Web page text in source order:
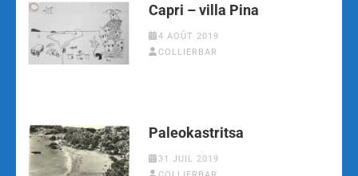
Capri – villa Pina
4 AOÛT 2019
COLLIERBAR
Paleokastritsa
31 JUIL 2019